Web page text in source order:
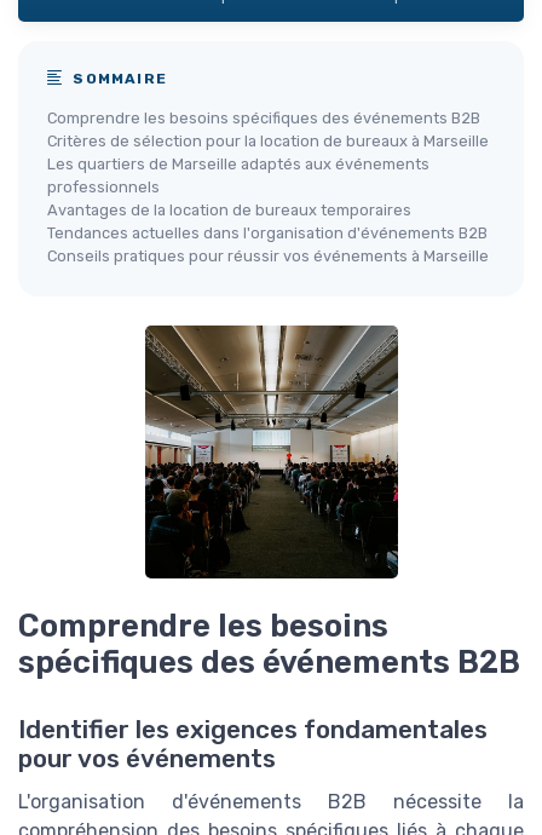
SOMMAIRE
Comprendre les besoins spécifiques des événements B2B
Critères de sélection pour la location de bureaux à Marseille
Les quartiers de Marseille adaptés aux événements
professionnels
Avantages de la location de bureaux temporaires
Tendances actuelles dans l'organisation d'événements B2B
Conseils pratiques pour réussir vos événements à Marseille
Comprendre les besoins
spécifiques des événements B2B
Identifier les exigences fondamentales
pour vos événements
L'organisation d'événements B2B nécessite la